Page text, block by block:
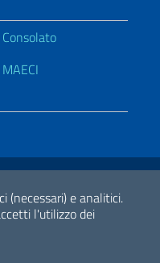
(necessari) e analitici.
l'utilizzo dei